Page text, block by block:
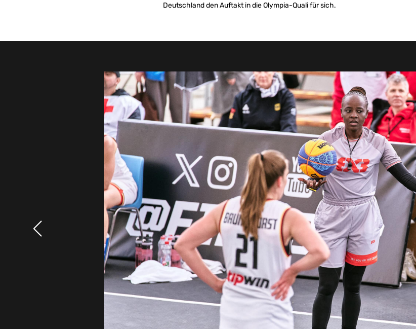
Deutschland den Auftakt in die Olympia-Quali für sich.